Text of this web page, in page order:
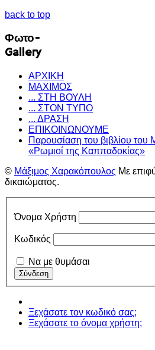
back to top
Φωτο-
Gallery
ΑΡΧΙΚΗ
ΜΑΧΙΜΟΣ
... ΣΤΗ ΒΟΥΛΗ
... ΣΤΟΝ ΤΥΠΟ
... ΔΡΑΣΗ
ΕΠΙΚΟΙΝΩΝΟΥΜΕ
Παρουσίαση του βιβλίου
«Ρωμιοί της Καππαδοκίας»
© Μάξιμος Χαρακόπουλος Με
δικαιώματος.
Όνομα Χρήστη
Κωδικός
Να με θυμάσαι
Ξεχάσατε τον κωδικό σας;
Ξεχάσατε το όνομα χρήστη;